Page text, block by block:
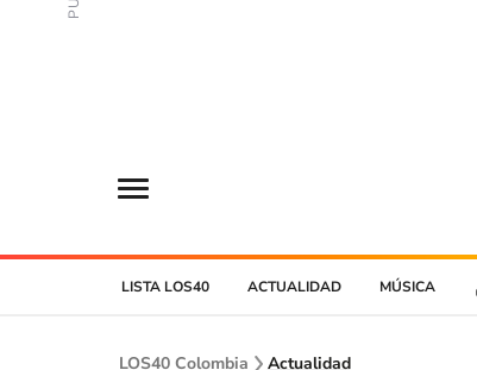
LISTA LOS40 ACTUALIDAD MÚSICA
LOS40 Colombia Actualidad